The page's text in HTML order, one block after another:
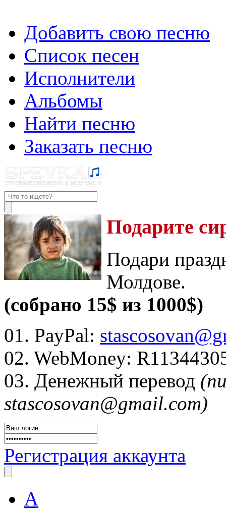
Добавить свою песню
Список песен
Исполнители
Альбомы
Найти песню
Заказать песню
Подарите
Подари
Молдове.
(собрано 15$ из 1000$)
01. PayPal:
02. WebMoney:
03. Денежный перевод
stascosovan@gmail.com)
Регистрация аккаунта
А